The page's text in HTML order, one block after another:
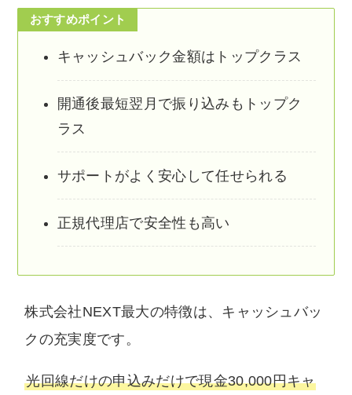
おすすめポイント
キャッシュバック金額はトップクラス
開通後最短翌月で振り込みもトップク
ラス
サポートがよく安心して任せられる
正規代理店で安全性も高い
株式会社NEXT最大の特徴は、キャッシュバッ
クの充実度です。
光回線だけの申込みだけで現金30,000円キャ